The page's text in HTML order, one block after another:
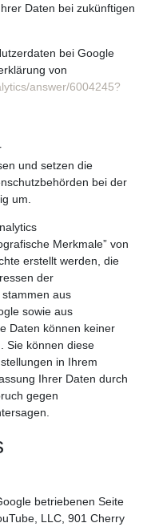
Daten bei zukünftigen
bei Google
von
answer/6004245?
und setzen die
bei der
um.
Merkmale” von
erstellt werden, die
der
aus
sowie aus
Daten können keiner
Sie können diese
in Ihrem
Ihrer Daten durch
gegen
betriebenen Seite
LLC, 901 Cherry